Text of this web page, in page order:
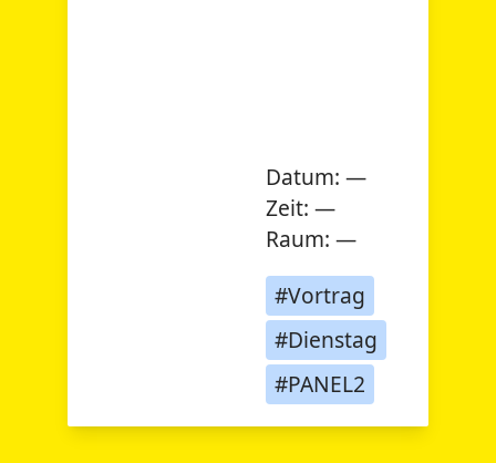
Datum: —
Zeit: —
Raum: —
#Vortrag
#Dienstag
#PANEL2